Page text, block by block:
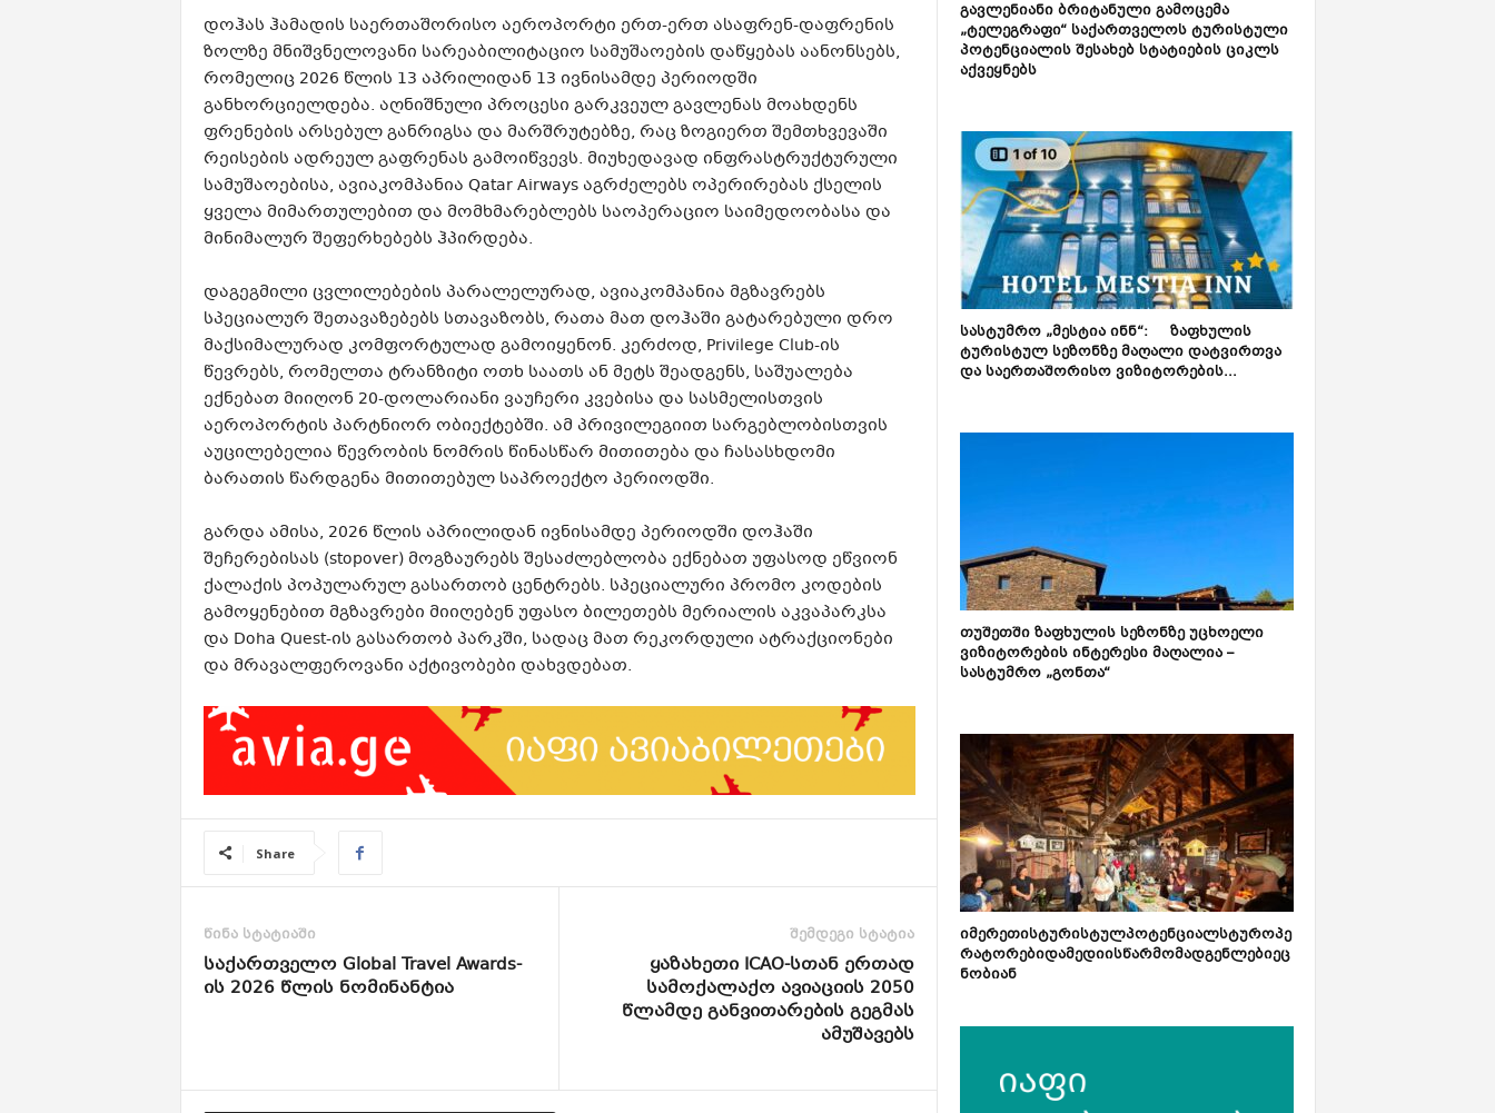
დოჰას ჰამადის საერთაშორისო აეროპორტი ერთ-ერთ ასაფრენ-დაფრენის
ზოლზე მნიშვნელოვანი სარეაბილიტაციო სამუშაოების დაწყებას აანონსებს,
რომელიც 2026 წლის 13 აპრილიდან 13 ივნისამდე პერიოდში
განხორციელდება. აღნიშნული პროცესი გარკვეულ გავლენას მოახდენს
ფრენების არსებულ განრიგსა და მარშრუტებზე, რაც ზოგიერთ შემთხვევაში
რეისების ადრეულ გაფრენას გამოიწვევს. მიუხედავად ინფრასტრუქტურული
სამუშაოებისა, ავიაკომპანია Qatar Airways აგრძელებს ოპერირებას ქსელის
ყველა მიმართულებით და მომხმარებლებს საოპერაციო საიმედოობასა და
მინიმალურ შეფერხებებს ჰპირდება.
დაგეგმილი ცვლილებების პარალელურად, ავიაკომპანია მგზავრებს
სპეციალურ შეთავაზებებს სთავაზობს, რათა მათ დოჰაში გატარებული დრო
მაქსიმალურად კომფორტულად გამოიყენონ. კერძოდ, Privilege Club-ის
წევრებს, რომელთა ტრანზიტი ოთხ საათს ან მეტს შეადგენს, საშუალება
ექნებათ მიიღონ 20-დოლარიანი ვაუჩერი კვებისა და სასმელისთვის
აეროპორტის პარტნიორ ობიექტებში. ამ პრივილეგიით სარგებლობისთვის
აუცილებელია წევრობის ნომრის წინასწარ მითითება და ჩასასხდომი
ბარათის წარდგენა მითითებულ საპროექტო პერიოდში.
გარდა ამისა, 2026 წლის აპრილიდან ივნისამდე პერიოდში დოჰაში
შეჩერებისას (stopover) მოგზაურებს შესაძლებლობა ექნებათ უფასოდ ეწვიონ
ქალაქის პოპულარულ გასართობ ცენტრებს. სპეციალური პრომო კოდების
გამოყენებით მგზავრები მიიღებენ უფასო ბილეთებს მერიალის აკვაპარკსა
და Doha Quest-ის გასართობ პარკში, სადაც მათ რეკორდული ატრაქციონები
და მრავალფეროვანი აქტივობები დახვდებათ.
Share
წინა სტატიაში
საქართველო Global Travel Awards-
ის 2026 წლის ნომინანტია
შემდეგი სტატია
ყაზახეთი ICAO-სთან ერთად
სამოქალაქო ავიაციის 2050
წლამდე განვითარების გეგმას
ამუშავებს
გავლენიანი ბრიტანული გამოცემა
„ტელეგრაფი“ საქართველოს ტურისტული
პოტენციალის შესახებ სტატიების ციკლს
აქვეყნებს
სასტუმრო „მესტია ინნ“: ზაფხულის
ტურისტულ სეზონზე მაღალი დატვირთვა
და საერთაშორისო ვიზიტორების...
თუშეთში ზაფხულის სეზონზე უცხოელი
ვიზიტორების ინტერესი მაღალია –
სასტუმრო „გონთა“
იმერეთისტურისტულპოტენციალსტუროპე
რატორებიდამედიისწარმომადგენლებიეც
ნობიან